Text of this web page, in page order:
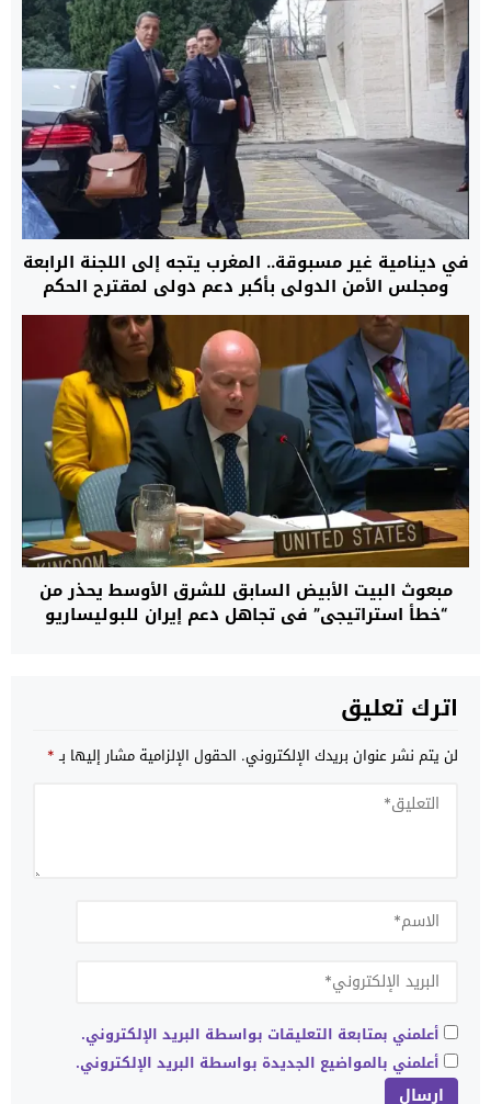
في دينامية غير مسبوقة.. المغرب يتجه إلى اللجنة الرابعة
ومجلس الأمن الدولي بأكبر دعم دولي لمقترح الحكم
الذاتي لإنهاء نزاع الصحراء
مبعوث البيت الأبيض السابق للشرق الأوسط يحذر من
“خطأ استراتيجي” في تجاهل دعم إيران للبوليساريو
اترك تعليق
لن يتم نشر عنوان بريدك الإلكتروني. الحقول الإلزامية مشار إليها بـ*
أعلمني بمتابعة التعليقات بواسطة البريد الإلكتروني.
أعلمني بالمواضيع الجديدة بواسطة البريد الإلكتروني.